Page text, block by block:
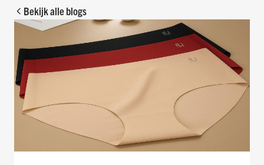
Bekijk alle blogs